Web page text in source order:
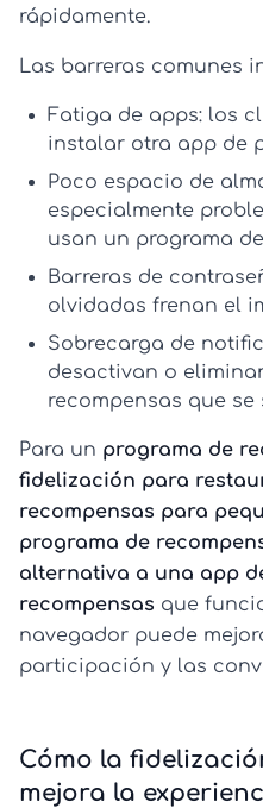
rápidamente.
Las barreras comunes
Fatiga de apps: los
instalar otra app de
Poco espacio de
especialmente
usan un programa
Barreras de
olvidadas frenan el
Sobrecarga de
desactivan o
recompensas que se
Para un programa de
fidelización para
recompensas para
programa de
alternativa a una app
recompensas que
navegador puede
participación y las
Cómo la
mejora la